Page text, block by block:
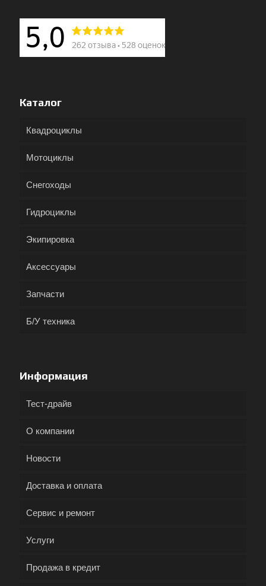
Каталог
Квадроциклы
Мотоциклы
Снегоходы
Гидроциклы
Экипировка
Аксессуары
Запчасти
Б/У техника
Информация
Тест-драйв
О компании
Новости
Доставка и оплата
Сервис и ремонт
Услуги
Продажа в кредит